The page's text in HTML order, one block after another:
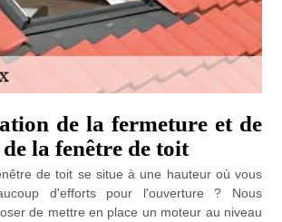
de la fermeture et de
la fenêtre de toit
de toit se situe à une hauteur où vous
d'efforts pour l'ouverture ? Nous
de mettre en place un moteur au niveau